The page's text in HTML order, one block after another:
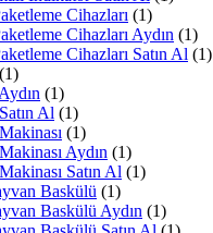
Cihazları (1)
Cihazları Aydın (1)
Cihazları Satın Al (1)
(1)
(1)
Al (1)
(1)
Aydın (1)
Satın Al (1)
Baskülü (1)
Baskülü Aydın (1)